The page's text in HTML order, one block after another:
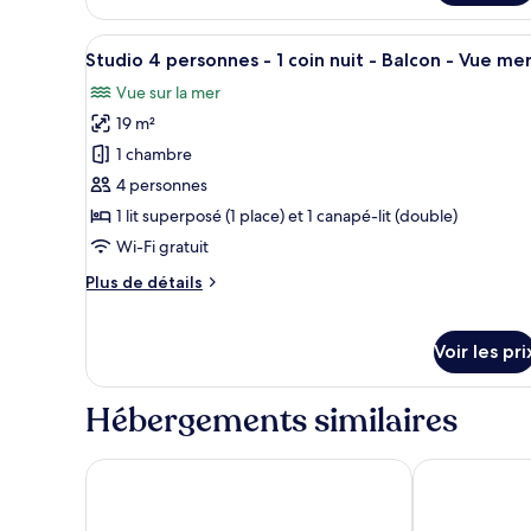
Balcon
Studio
personnes
Balcon
Afficher
toutes
les
photos
pour
ce
type
de
chambre :
Studio
-
1
coin
nuit
-
Une pièce avec un bureau
6
Studio 4 personnes - 1 coin nuit - Balcon - Vue mer
Vue sur la mer
19 m²
1 chambre
4 personnes
1 lit superposé (1 place) et 1 canapé-lit (double)
Wi-Fi gratuit
Plus de détails
Plus
type
de
chambre
4
Voir les
Hébergements similaires
Résidence Vacances Bleues les Jardins d'Arvor
Grand Hôtel